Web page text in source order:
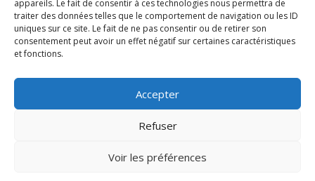
appareils. Le fait de consentir à ces technologies nous permettra de
traiter des données telles que le comportement de navigation ou les ID
uniques sur ce site. Le fait de ne pas consentir ou de retirer son
consentement peut avoir un effet négatif sur certaines caractéristiques
et fonctions.
Accepter
Refuser
Voir les préférences
tes chroniques de
concerts, de films,
séries ou des billets
d'humeur :
net